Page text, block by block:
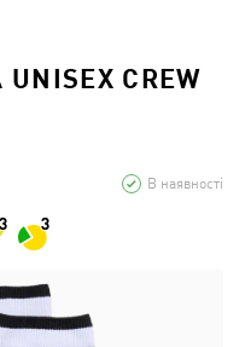
CREW
В наявності